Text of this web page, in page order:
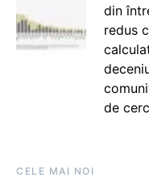
din
redus
de
CELE MAI NOI